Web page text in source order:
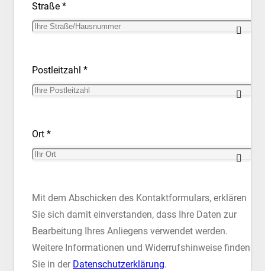
Straße *
Postleitzahl *
Ort *
Mit dem Abschicken des Kontaktformulars, erklären
Sie sich damit einverstanden, dass Ihre Daten zur
Bearbeitung Ihres Anliegens verwendet werden.
Weitere Informationen und Widerrufshinweise finden
Sie in der Datenschutzerklärung.